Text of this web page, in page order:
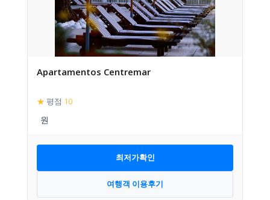
Apartamentos Centremar
★ 평점 10
최저가확인
여행객 이용후기